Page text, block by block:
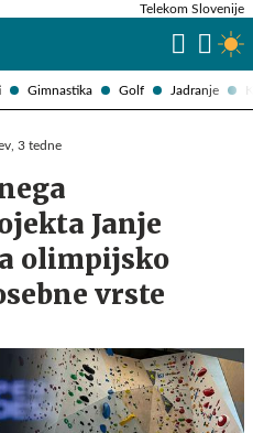
Gimnastika Golf Jadranje
Telekom Slovenije
3 tedne
Janje
olimpijsko
vrste